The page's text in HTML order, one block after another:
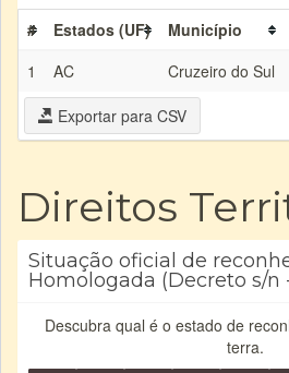
# Estados (UF) Município
1
AC Cruzeiro do Sul
Exportar para CSV
Direitos
Situação oficial de
Homologada (Decreto s/n -
Descubra qual é o estado de
terra.